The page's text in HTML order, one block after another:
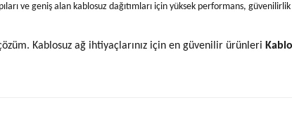
ve geniş alan kablosuz dağıtımları için yüksek performans,
Kablosuz ağ ihtiyaçlarınız için en güvenilir ürünleri